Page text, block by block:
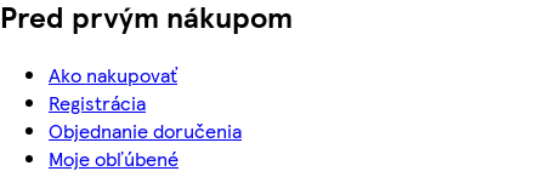
Pred prvým nákupom
Ako nakupovať
Registrácia
Objednanie doručenia
Moje obľúbené